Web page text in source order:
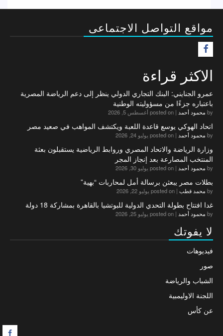
مواقع التواصل الاجتماعى
الاكثر قراءة
عمرو الجنايني: البنك التجاري الدولي ينظر إلى دعم الرياضة المصرية
باعتباره جزءًا من مسؤوليته الوطنية
by محمود أحمد | posted on أغسطس 5, 2026
اتحاد الهوكي يوسع قاعدة اللعبة ويكتشف المواهب في صعيد مصر
by محمود أحمد | posted on يوليو 24, 2026
وزارة الرياضة والاتحاد المصري وروابط الرياضية يستقبلون بعثة
المنتخب المصارعة بعد إنجاز المجر
by محمود أحمد | posted on يوليو 30, 2026
بطلات مصر يبعثن برسالة أمل لمحاربات “بهية”
by محمد قطب | posted on يوليو 22, 2026
غدا افتتاح بطولة التحدي الدولية للبوتشيا بالقاهرة بمشاركة 18 دولة
by محمود أحمد | posted on يوليو 25, 2026
لا يفوتك
فيديوهات
صور
الشباب والرياضة
اللجنة الاوليمبية
عن كأس
F